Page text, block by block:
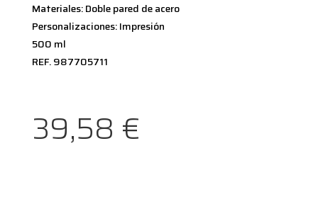
Materiales: Doble pared de acero
Personalizaciones: Impresión
500 ml
REF. 987705711
39,58 €